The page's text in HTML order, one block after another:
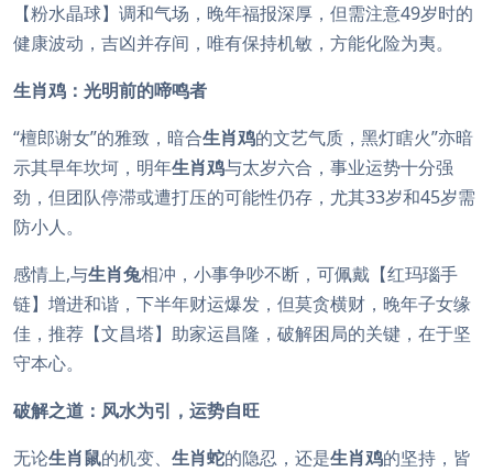
【粉水晶球】调和气场，晚年福报深厚，但需注意49岁时的
健康波动，吉凶并存间，唯有保持机敏，方能化险为夷。
生肖鸡：光明前的啼鸣者
“檀郎谢女”的雅致，暗合生肖鸡的文艺气质，黑灯瞎火”亦暗
示其早年坎坷，明年生肖鸡与太岁六合，事业运势十分强
劲，但团队停滞或遭打压的可能性仍存，尤其33岁和45岁需
防小人。
感情上,与生肖兔相冲，小事争吵不断，可佩戴【红玛瑙手
链】增进和谐，下半年财运爆发，但莫贪横财，晚年子女缘
佳，推荐【文昌塔】助家运昌隆，破解困局的关键，在于坚
守本心。
破解之道：风水为引，运势自旺
无论生肖鼠的机变、 生肖蛇的隐忍，还是生肖鸡的坚持，皆